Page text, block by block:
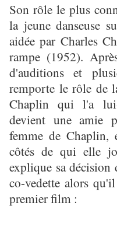
Son rôle le plus
la jeune danseuse
aidée par Charles
rampe (1952).
d'auditions et
remporte le rôle de
Chaplin qui l'a lui-
devient une amie
femme de
côtés de qui elle
explique sa
co-vedette alors
premier film :